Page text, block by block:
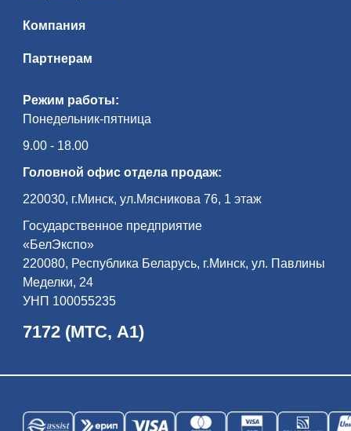
Режим работы:
Понедельник-пятница
9.00 - 18.00
Головной офис отдела продаж:
220030, г.Минск, ул.Мясникова 76, 1 этаж
Государственное предприятие
«БелЭкспо»
220080, Республика Беларусь, г.Минск, ул. Павлины
Меделки, 24
УНП 100055235
7172 (МТС, А1)
Компания
Партнерам